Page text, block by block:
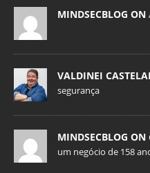
MINDSECBLOG ON
VALDINEI
segurança
MINDSECBLOG ON
um negócio de 158